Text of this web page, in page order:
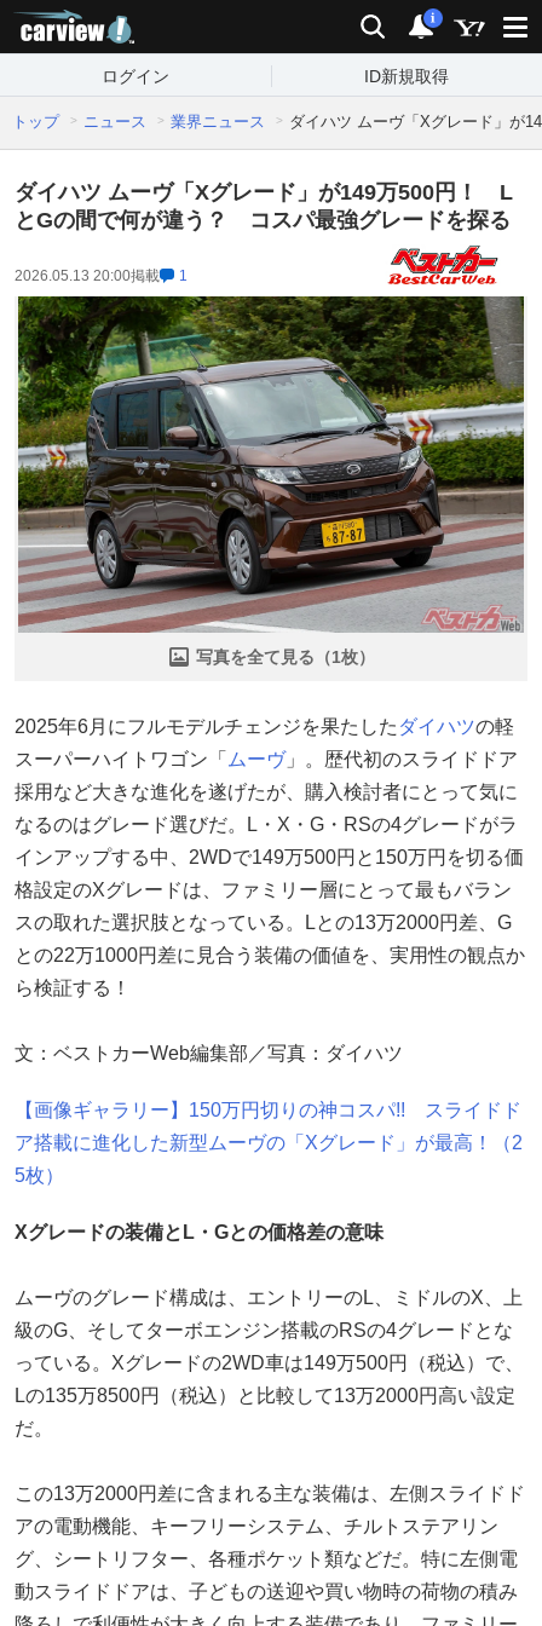
検索 通知
i
ログイン ID新規取得
トップ ニュース 業界ニュース ダイハツ ムーヴ「Xグレード」が
ダイハツ ムーヴ「Xグレード」が149万500円！ L
とGの間で何が違う？ コスパ最強グレードを探る
2026.05.13 20:00掲載 1
写真を全て見る（1枚）
2025年6月にフルモデルチェンジを果たした ダイハツの軽
スーパーハイトワゴン「 ムーヴ」。歴代初のスライドドア
採用など大きな進化を遂げたが、購入検討者にとって気に
なるのはグレード選びだ。L・X・G・RSの4グレードがラ
インアップする中、2WDで149万500円と150万円を切る価
格設定のXグレードは、ファミリー層にとって最もバラン
スの取れた選択肢となっている。Lとの13万2000円差、G
との22万1000円差に見合う装備の価値を、実用性の観点か
ら検証する！
文：ベストカーWeb編集部／写真：ダイハツ
【画像ギャラリー】150万円切りの神コスパ!! スライドド
ア搭載に進化した新型ムーヴの「Xグレード」が最高！（2
5枚）
Xグレードの装備とL・Gとの価格差の意味
ムーヴのグレード構成は、エントリーのL、ミドルのX、上
級のG、そしてターボエンジン搭載のRSの4グレードとな
っている。Xグレードの2WD車は149万500円（税込）で、
Lの135万8500円（税込）と比較して13万2000円高い設定
だ。
この13万2000円差に含まれる主な装備は、左側スライドド
アの電動機能、キーフリーシステム、チルトステアリン
グ、シートリフター、各種ポケット類などだ。特に左側電
動スライドドアは、子どもの送迎や買い物時の荷物の積み